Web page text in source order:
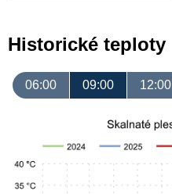
Historické teploty
06:00 09:00 12:00